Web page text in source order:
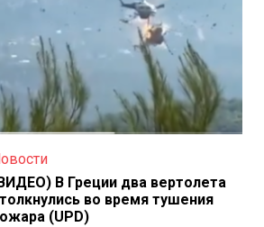
В Греции два вертолета
во время тушения
(UPD)